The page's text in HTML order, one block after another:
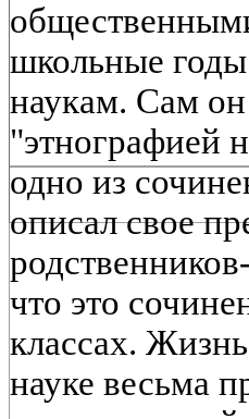
школьные
наукам. Сам он
"этнографией
одно из
описал свое
что это
классах.
науке весьма